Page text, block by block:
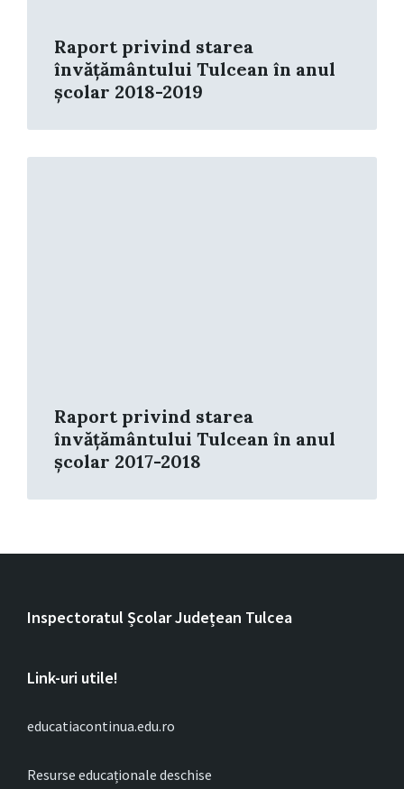
Raport privind starea
învățământului Tulcean în anul
școlar 2018-2019
Raport privind starea
învățământului Tulcean în anul
școlar 2017-2018
Read
Inspectoratul Școlar Județean Tulcea
Link-uri utile!
educatiacontinua.edu.ro
Resurse educaționale deschise